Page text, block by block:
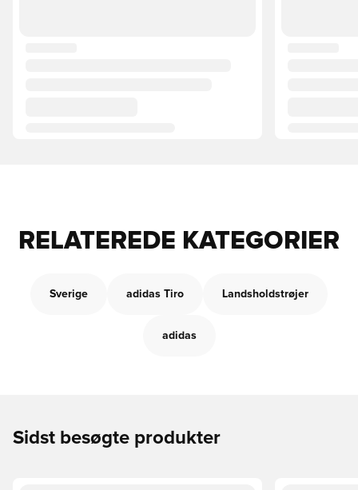
RELATEREDE KATEGORIER
Sverige adidas Tiro Landsholdstrøjer
adidas
Sidst besøgte produkter